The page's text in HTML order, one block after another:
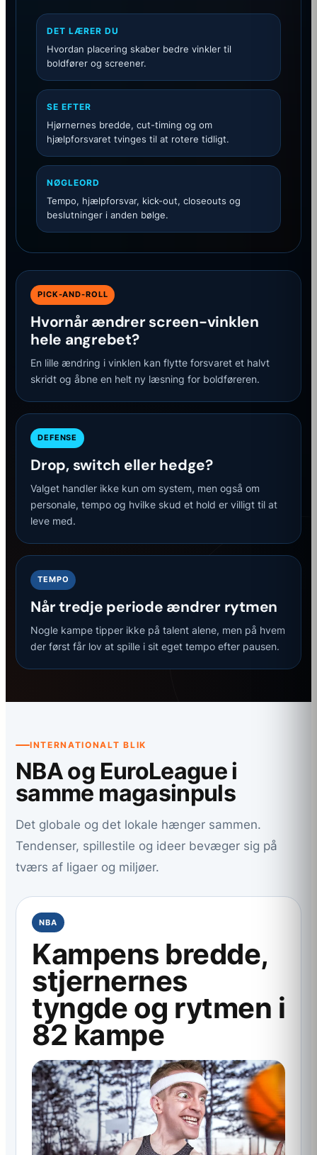
DET LÆRER DU
Hvordan placering skaber bedre vinkler til
boldfører og screener.
SE EFTER
Hjørnernes bredde, cut-timing og om
hjælpforsvaret tvinges til at rotere tidligt.
NØGLEORD
Tempo, hjælpforsvar, kick-out, closeouts og
beslutninger i anden bølge.
PICK-AND-ROLL
Hvornår ændrer screen-vinklen
hele angrebet?
En lille ændring i vinklen kan flytte forsvaret et halvt
skridt og åbne en helt ny læsning for boldføreren.
DEFENSE
Drop, switch eller hedge?
Valget handler ikke kun om system, men også om
personale, tempo og hvilke skud et hold er villigt til at
leve med.
TEMPO
Når tredje periode ændrer rytmen
Nogle kampe tipper ikke på talent alene, men på hvem
der først får lov at spille i sit eget tempo efter pausen.
INTERNATIONALT BLIK
NBA og EuroLeague i
samme magasinpuls
Det globale og det lokale hænger sammen.
Tendenser, spillestile og ideer bevæger sig på
tværs af ligaer og miljøer.
NBA
Kampens bredde,
stjernernes
tyngde og rytmen i
82 kampe